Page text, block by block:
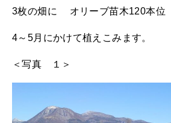
3枚の畑に オリーブ苗木120本位
4～5月にかけて植えこみます。
＜写真 １＞